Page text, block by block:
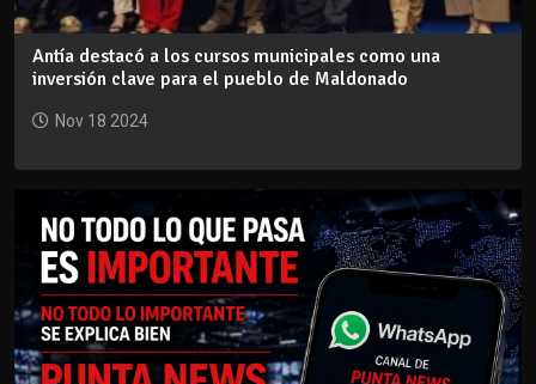
Antía destacó a los cursos municipales como una
inversión clave para el pueblo de Maldonado
Nov 18 2024